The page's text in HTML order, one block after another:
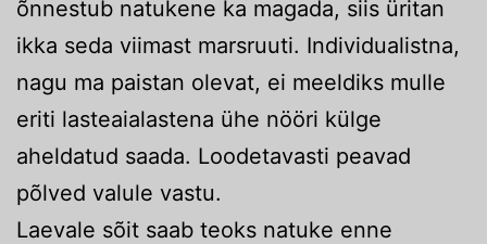
õnnestub natukene ka magada, siis üritan
ikka seda viimast marsruuti. Individualistna,
nagu ma paistan olevat, ei meeldiks mulle
eriti lasteaialastena ühe nööri külge
aheldatud saada. Loodetavasti peavad
põlved valule vastu.
Laevale sõit saab teoks natuke enne